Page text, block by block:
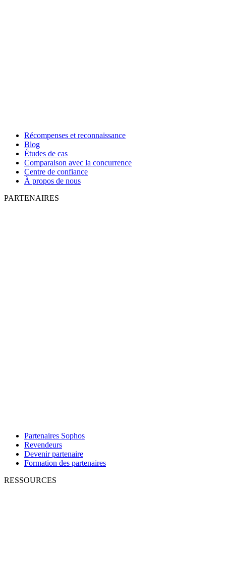
Récompenses et reconnaissance
Blog
Études de cas
Comparaison avec la concurrence
Centre de confiance
À propos de nous
PARTENAIRES
Partenaires Sophos
Revendeurs
Devenir partenaire
Formation des partenaires
RESSOURCES